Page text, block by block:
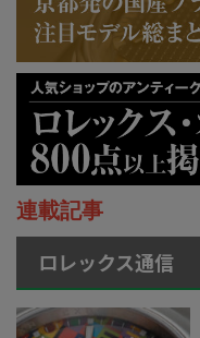
連載記事
ロレックス通信